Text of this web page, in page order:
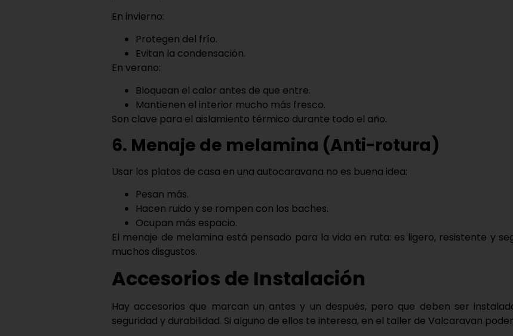
En invierno:
Protegen del frío.
Evitan la condensación.
En verano:
Bloquean el calor antes de que entre.
Mantienen el interior mucho más fresco.
Son clave para el aislamiento térmico durante todo el año.
6. Menaje de melamina (Anti-rotura)
Usar los platos de casa en una autocaravana no es buena idea:
Pesan más.
Hacen ruido y se rompen con los baches.
Ocupan más espacio.
El menaje de melamina está pensado para la vida en ruta: es ligero, resistente y
muchos disgustos.
Accesorios de Instalación
Hay accesorios que marcan un antes y un después, pero que deben ser
seguridad y durabilidad. Si alguno de ellos te interesa, en el taller de Valcaravan